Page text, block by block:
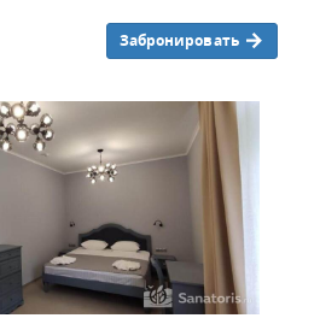
Забронировать